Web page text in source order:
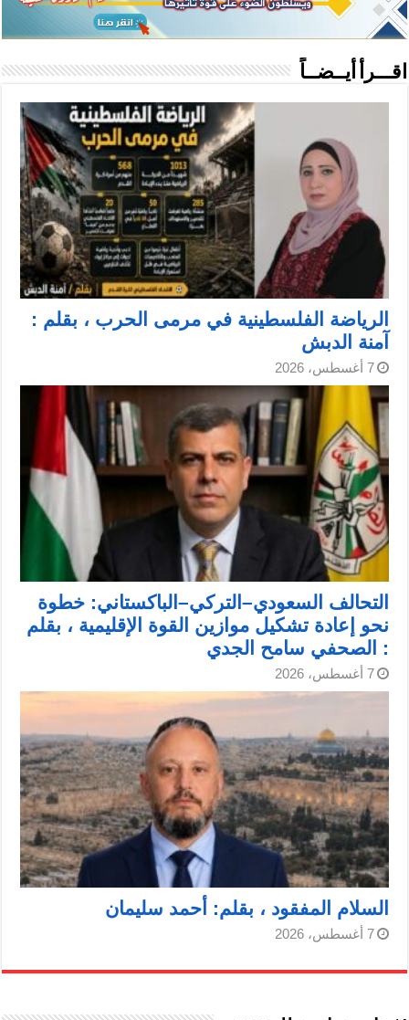
اقـــرأ أيــضــاً
الرياضة الفلسطينية في مرمى الحرب ، بقلم :
آمنة الدبش
7 أغسطس، 2026
التحالف السعودي–التركي–الباكستاني: خطوة
نحو إعادة تشكيل موازين القوة الإقليمية ، بقلم
: الصحفي سامح الجدي
7 أغسطس، 2026
السلام المفقود ، بقلم: أحمد سليمان
7 أغسطس، 2026